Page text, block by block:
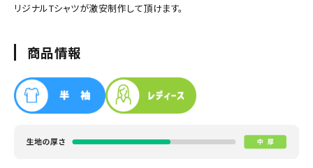
リジナルTシャツが激安制作して頂けます。
商品情報